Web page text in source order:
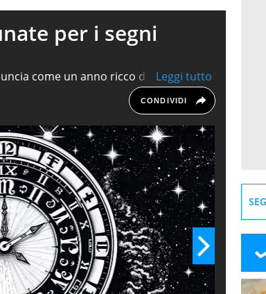
per i segni
come un anno ricco di occasioni
alle previsioni astrologiche e alla
più fortunate in cui concentrare
momenti significativi. Scopri quali
meglio la fortuna!
CONDIVIDI